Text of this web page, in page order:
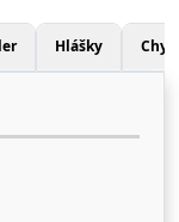
Hlášky